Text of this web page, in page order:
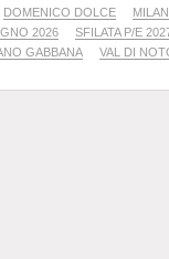
DOMENICO DOLCE
2026
SFILATA P/E
GABBANA VAL DI